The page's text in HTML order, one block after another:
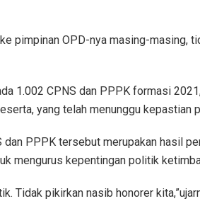
pimpinan OPD-nya masing-masing,
1.002 CPNS dan PPPK formasi
yang telah menunggu
dan PPPK tersebut merupakan hasil
mengurus kepentingan politik
Tidak pikirkan nasib honorer